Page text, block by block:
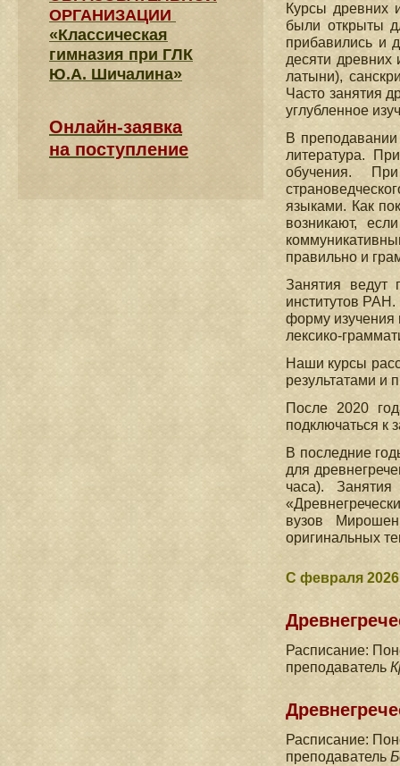
Курсы древних
были открыты
прибавились и
десяти древних
латыни),
Часто занятия
углубленное
В
литература.
обучения.
языками. Как
возникают,
правильно и
Занятия ведут
институтов РАН.
форму изучения
лексико-
Наши курсы
результатами и
После 2020
подключаться к
В последние
для
часа).
вузов
оригинальных
С февраля
Расписание:
преподаватель
Расписание:
преподаватель
ОРГАНИЗАЦИИ
«Классическая
гимназия при ГЛК
Ю.А. Шичалина»
Онлайн-заявка
на поступление